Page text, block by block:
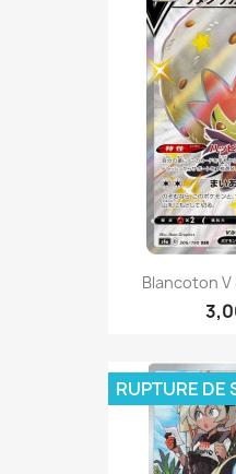
Blancoton V
RUPTURE DE